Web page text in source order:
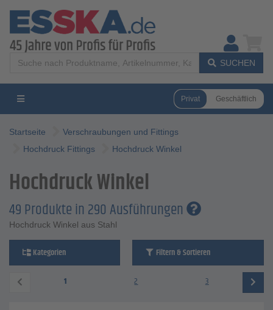
SUCHEN
Privat Geschäftlich
Startseite
Verschraubungen und Fittings
Hochdruck Fittings
Hochdruck Winkel
Hochdruck Winkel
49 Produkte in 290 Ausführungen
Hochdruck Winkel aus Stahl
Kategorien Filtern & Sortieren
1 2 3